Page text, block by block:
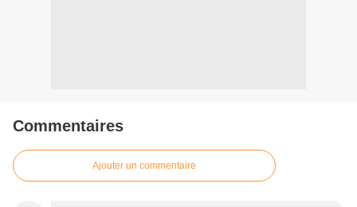
Commentaires
Ajouter un commentaire